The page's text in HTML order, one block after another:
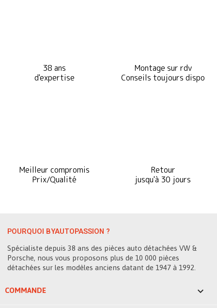
38 ans
d'expertise
Montage sur rdv
Conseils toujours dispo
Meilleur compromis
Prix/Qualité
Retour
jusqu'à 30 jours
POURQUOI BYAUTOPASSION ?
Spécialiste depuis 38 ans des pièces auto détachées VW &
Porsche, nous vous proposons plus de 10 000 pièces
détachées sur les modèles anciens datant de 1947 à 1992.
COMMANDE 